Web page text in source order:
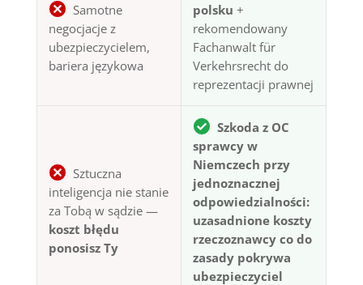
Samotne
negocjacje z
ubezpieczycielem,
bariera językowa
polsku +
rekomendowany
Fachanwalt für
Verkehrsrecht do
reprezentacji prawnej
Sztuczna
inteligencja nie stanie
za Tobą w sądzie —
koszt błędu
ponosisz Ty
Szkoda z OC
sprawcy w
Niemczech przy
jednoznacznej
odpowiedzialności:
uzasadnione koszty
rzeczoznawcy co do
zasady pokrywa
ubezpieczyciel